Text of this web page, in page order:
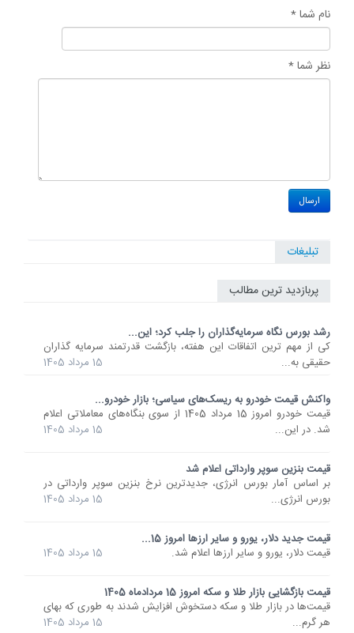
نام شما *
نظر شما *
تبلیغات
پربازدید ترین مطالب
رشد بورس نگاه سرمایه‌گذاران را جلب کرد؛ این...
کی از مهم ترین اتفاقات این هفته، بازگشت قدرتمند سرمایه گذاران
حقیقی به...
15 مرداد 1405
واکنش قیمت خودرو به ریسک‌های سیاسی؛ بازار خودرو...
قیمت خودرو امروز 15 مرداد 1405 از سوی بنگاه‌های معاملاتی اعلام
شد. در این...
15 مرداد 1405
قیمت بنزین سوپر وارداتی اعلام شد
بر اساس آمار بورس انرژی، جدیدترین نرخ بنزین سوپر وارداتی در
بورس انرژی...
15 مرداد 1405
قیمت جدید دلار، یورو و سایر ارزها امروز 15...
قیمت دلار، یورو و سایر ارزها اعلام شد.
15 مرداد 1405
قیمت بازگشایی بازار طلا و سکه امروز 15 مردادماه 1405
قیمت‌ها در بازار طلا و سکه دستخوش افزایش شدند به طوری که بهای
هر گرم...
15 مرداد 1405